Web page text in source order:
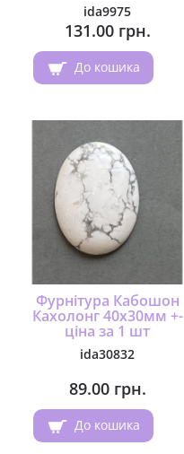
ida9975
131.00 грн.
До кошика
Фурнітура Кабошон
Кахолонг 40х30мм +-
ціна за 1 шт
ida30832
89.00 грн.
До кошика